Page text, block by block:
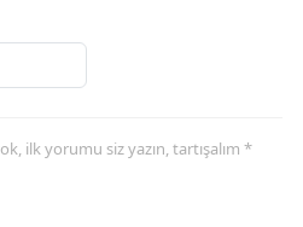
ilk yorumu siz yazın, tartışalım *